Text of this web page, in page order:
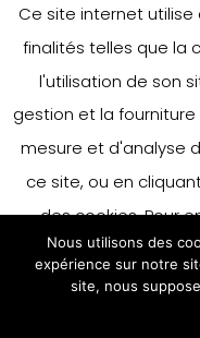
Ce site internet
finalités telles que la
l'utilisation de son
gestion et la
mesure et d'analyse
ce site, ou en
des cookies. Pour
préférences en
à notre
Nous utilisons des
expérience sur notre
site, nous